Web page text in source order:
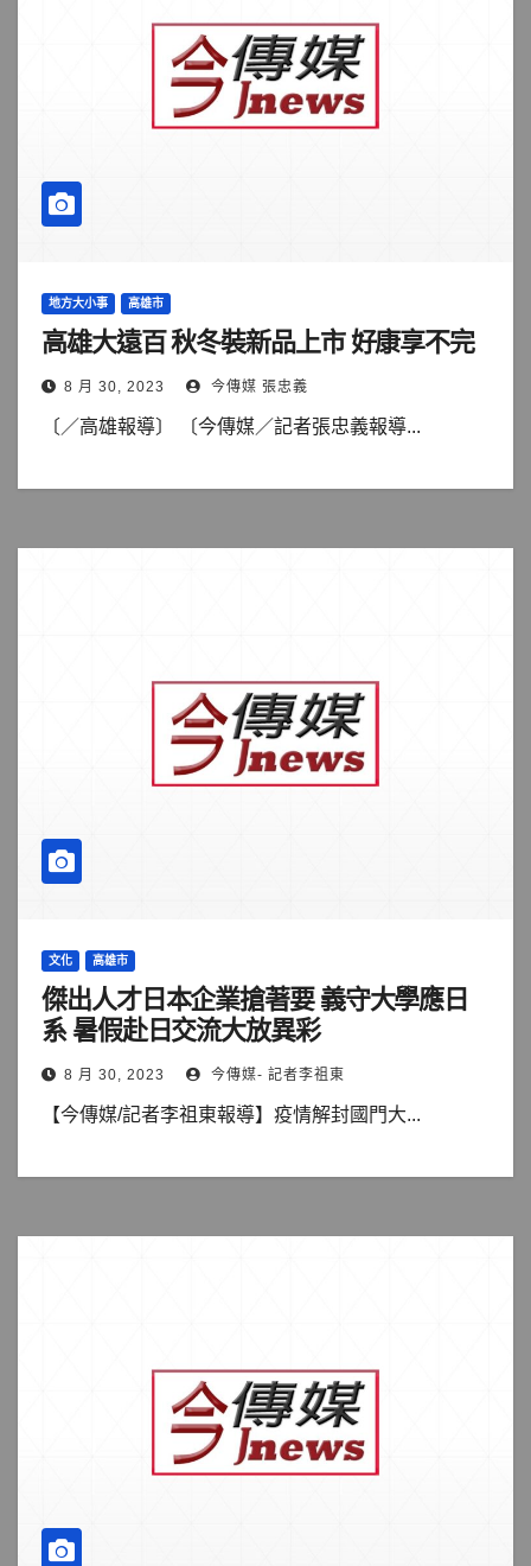
地方大小事 高雄市
高雄大遠百 秋冬裝新品上市 好康享不完
8 月 30, 2023 今傳媒 張忠義
〔／高雄報導〕 〔今傳媒／記者張忠義報導...
文化 高雄市
傑出人才日本企業搶著要 義守大學應日
系 暑假赴日交流大放異彩
8 月 30, 2023 今傳媒- 記者李祖東
【今傳媒/記者李祖東報導】疫情解封國門大...